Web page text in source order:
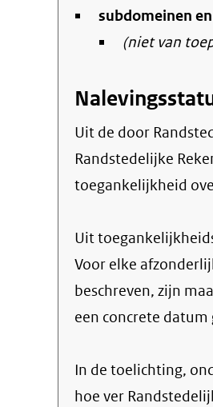
subdomeinen
(niet van
Uit de door Randstedelijke Rekenkamer gepubliceerde informatie blijkt dat de website
Randstedelijke
toegankelijkheid
Uit
Voor elke
beschreven, zijn
een concrete
In de toelichting,
hoe ver